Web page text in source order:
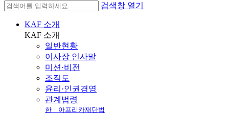
검색창 열기
KAF 소개
KAF 소개
일반현황
이사장 인사말
미션·비전
조직도
윤리·인권경영
관계법령
한ㆍ아프리카재단법